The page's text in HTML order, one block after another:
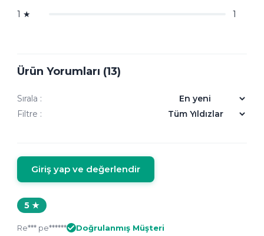
1 ★ 1
Ürün Yorumları (13)
Sırala :
Filtre :
Giriş yap ve değerlendir
5 ★
Re*** pe****** Doğrulanmış Müşteri